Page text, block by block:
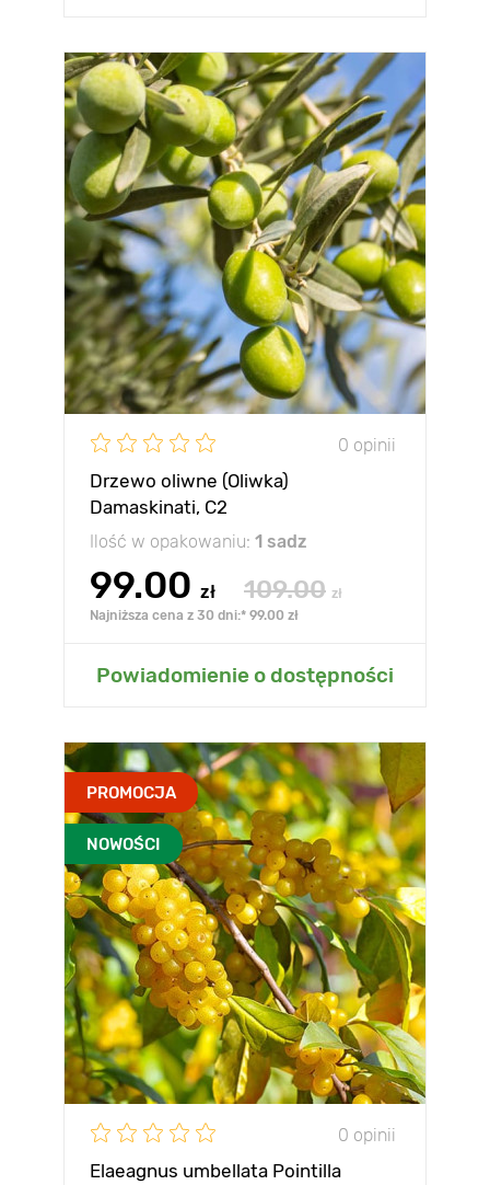
0 opinii
Drzewo oliwne (Oliwka)
Damaskinati, C2
Ilość w opakowaniu: 1 sadz
99.00 zł 109.00 zł
Najniższa cena z 30 dni:* 99.00 zł
Powiadomienie o dostępności
PROMOCJA
NOWOŚCI
0 opinii
Elaeagnus umbellata Pointilla